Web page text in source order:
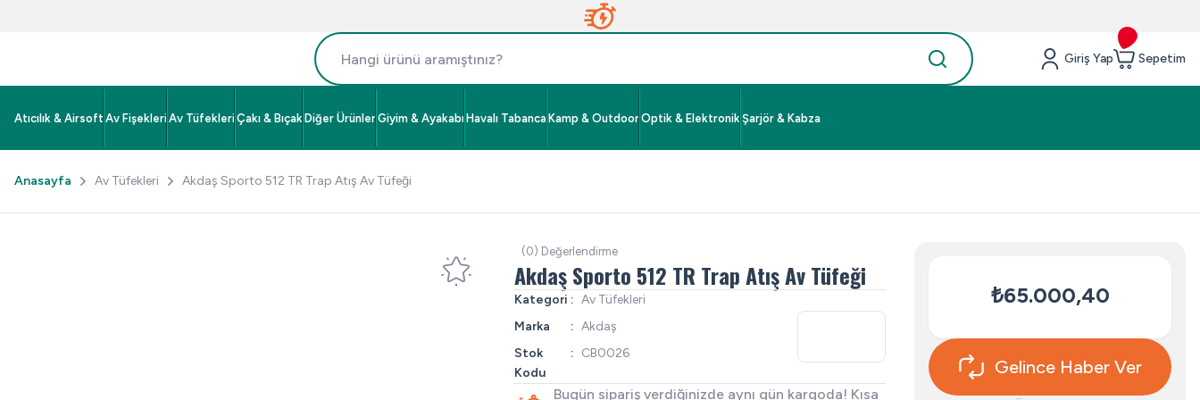
Giriş Yap Sepetim
Atıcılık & Airsoft Av Fişekleri Av Tüfekleri Çakı & Bıçak Diğer Ürünler Giyim & Ayakabı Havalı Tabanca Kamp & Outdoor Optik & Elektronik Şarjör & Kabza
Anasayfa Av Tüfekleri Akdaş Sporto 512 TR Trap Atış Av Tüfeği
(0) Değerlendirme
Akdaş Sporto 512 TR Trap Atış Av Tüfeği
Kategori
Av Tüfekleri
Marka
Akdaş
Stok
Kodu
CB0026
Bugün sipariş verdiğinizde aynı gün kargoda! Kısa
₺65.000,40
Gelince Haber Ver